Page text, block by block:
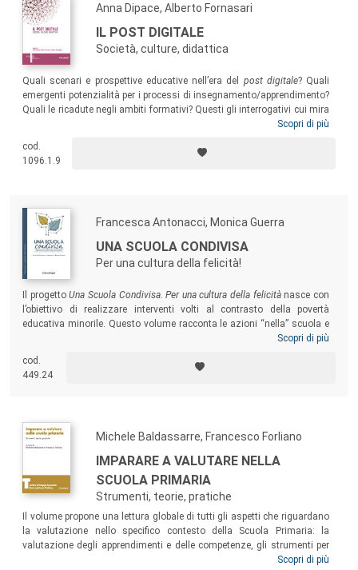
Anna Dipace, Alberto Fornasari
IL POST DIGITALE
Società, culture, didattica
Quali scenari e prospettive educative nell’era del post digitale? Quali
emergenti potenzialità per i processi di insegnamento/apprendimento?
Quali le ricadute negli ambiti formativi? Questi gli interrogativi cui mira
a rispondere il volume, che raccoglie gli atti del Convegno SIREM 2021,
educative, didattiche e culturali che muovano nella direzione di un
consapevole processo di cambiamento e di innovazione.
Scopri di più
cod.
1096.1.9
Francesca Antonacci, Monica Guerra
UNA SCUOLA CONDIVISA
Per una cultura della felicità!
Il progettoUna Scuola Condivisa. Per una cultura della felicità nasce con
l’obiettivo di realizzare interventi volti al contrasto della povertà
educativa minorile. Questo volume racconta le azioni “nella” scuola e
“per” la scuola, nei contesti formali e informali dellʼeducazione, messe
virtuoso di “scuola aperta e diffusa”, che promuova una visione della
scuola come luogo democratico di crescita, incontri, scambio e
Scopri di più
cod.
449.24
Michele Baldassarre, Francesco Forliano
IMPARARE A VALUTARE NELLA
SCUOLA PRIMARIA
Strumenti, teorie, pratiche
Il volume propone una lettura globale di tutti gli aspetti che riguardano
la valutazione nello specifico contesto della Scuola Primaria: la
valutazione degli apprendimenti e delle competenze, gli strumenti per
documentare, la valutazione d’istituto, il quadro normativo vigente, la
Scopri di più